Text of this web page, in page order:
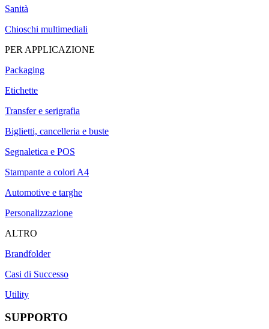
Sanità
Chioschi multimediali
PER APPLICAZIONE
Packaging
Etichette
Transfer e serigrafia
Biglietti, cancelleria e buste
Segnaletica e POS
Stampante a colori A4
Automotive e targhe
Personalizzazione
ALTRO
Brandfolder
Casi di Successo
Utility
SUPPORTO